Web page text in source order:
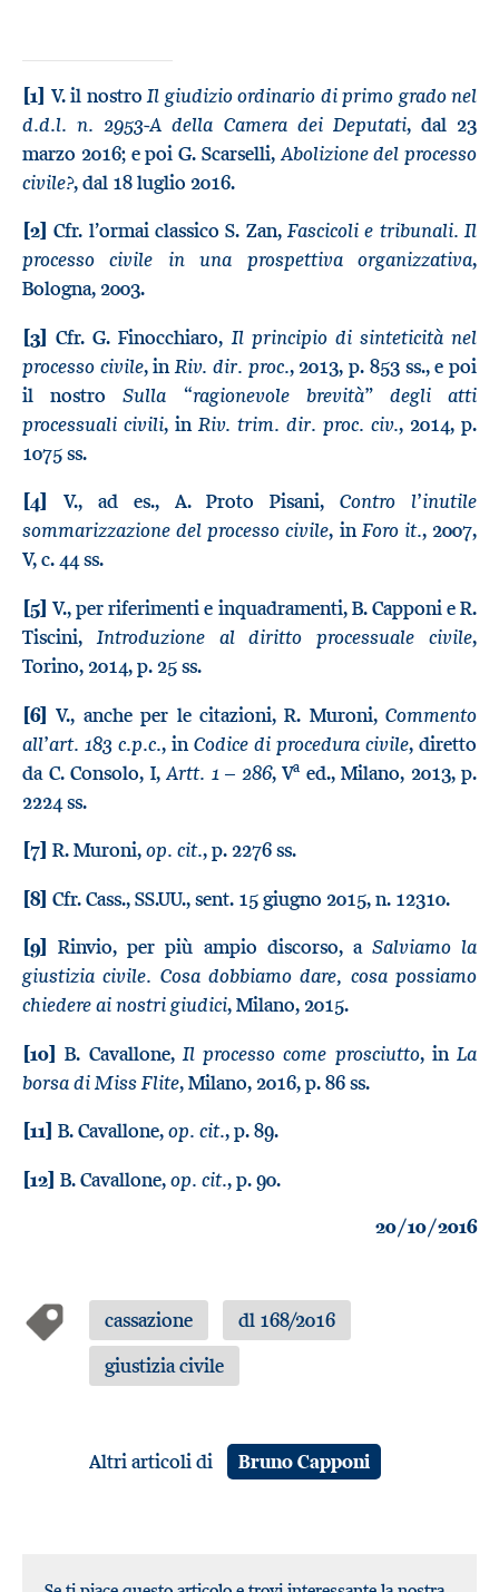
[1] V. il nostroIl giudizio ordinario di primo grado nel
d.d.l. n. 2953-A della Camera dei Deputati, dal 23
marzo 2016; e poi G. Scarselli, Abolizione del processo
civile?, dal 18 luglio 2016.
[2] Cfr. l’ormai classico S. Zan,Fascicoli e tribunali. Il
processo civile in una prospettiva organizzativa,
Bologna, 2003.
[3] Cfr. G. Finocchiaro,Il principio di sinteticità nel
processo civile, inRiv. dir. proc., 2013, p. 853 ss., e poi
il nostroSulla “ragionevole brevità” degli atti
processuali civili, inRiv. trim. dir. proc. civ., 2014, p.
1075 ss.
[4]
V., ad es., A. Proto Pisani,Contro l’inutile
sommarizzazione del processo civile, inForo it., 2007,
V, c. 44 ss.
[5] V., per riferimenti e inquadramenti, B. Capponi e R.
Tiscini,Introduzione al diritto processuale civile,
Torino, 2014, p. 25 ss.
[6] V., anche per le citazioni, R. Muroni, Commento
all’art. 183 c.p.c., inCodice di procedura civile, diretto
da C. Consolo, I, Artt. 1 – 286, Va ed., Milano, 2013, p.
2224 ss.
[7] R. Muroni,op. cit., p. 2276 ss.
[8] Cfr. Cass., SS.UU., sent. 15 giugno 2015, n. 12310.
[9] Rinvio, per più ampio discorso, a Salviamo la
giustizia civile. Cosa dobbiamo dare, cosa possiamo
chiedere ai nostri giudici, Milano, 2015.
[10] B. Cavallone,Il processo come prosciutto, in La
borsa di Miss Flite, Milano, 2016, p. 86 ss.
[11] B. Cavallone,op. cit., p. 89.
[12] B. Cavallone,op. cit., p. 90.
20/10/2016
cassazione
dl 168/2016
giustizia civile
Altri articoli di Bruno Capponi